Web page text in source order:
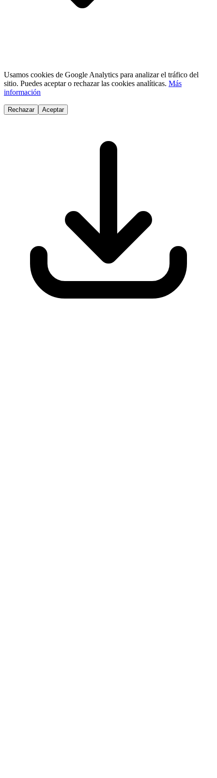
Usamos cookies de Google Analytics para analizar el tráfico del
sitio. Puedes aceptar o rechazar las cookies analíticas. Más
información
Rechazar Aceptar